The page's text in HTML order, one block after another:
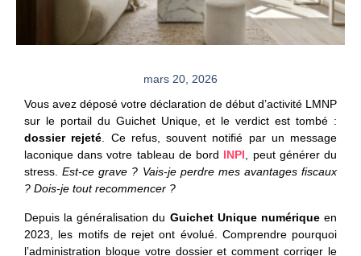
mars 20, 2026
Vous avez déposé votre déclaration de début d’activité LMNP
sur le portail du Guichet Unique, et le verdict est tombé :
dossier rejeté. Ce refus, souvent notifié par un message
laconique dans votre tableau de bord INPI, peut générer du
stress.Est-ce grave ? Vais-je perdre mes avantages fiscaux
? Dois-je tout recommencer ?
Depuis la généralisation du Guichet Unique numériqueen
2023, les motifs de rejet ont évolué. Comprendre pourquoi
l’administration bloque votre dossier et comment corriger le